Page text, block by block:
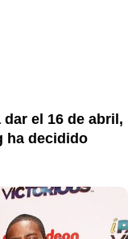
el 16 de abril,
ha decidido